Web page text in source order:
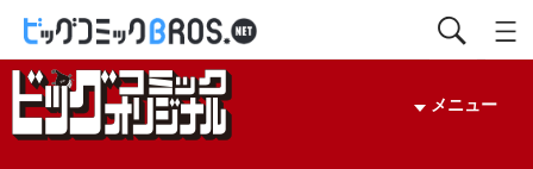
メニュー